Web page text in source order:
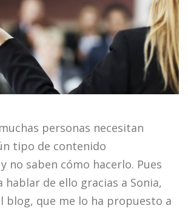
personas necesitan
tipo de contenido
no saben cómo hacerlo. Pues
hablar de ello gracias a Sonia,
blog, que me lo ha propuesto a